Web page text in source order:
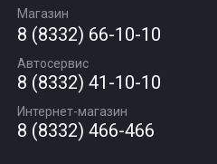
Автомасла
Шиномонтаж
Гарантии и возврат
Вакансии
Новости
Статьи
Контакты
Магазин
8 (8332) 66-10-10
Автосервис
8 (8332) 41-10-10
Интернет-магазин
8 (8332) 466-466